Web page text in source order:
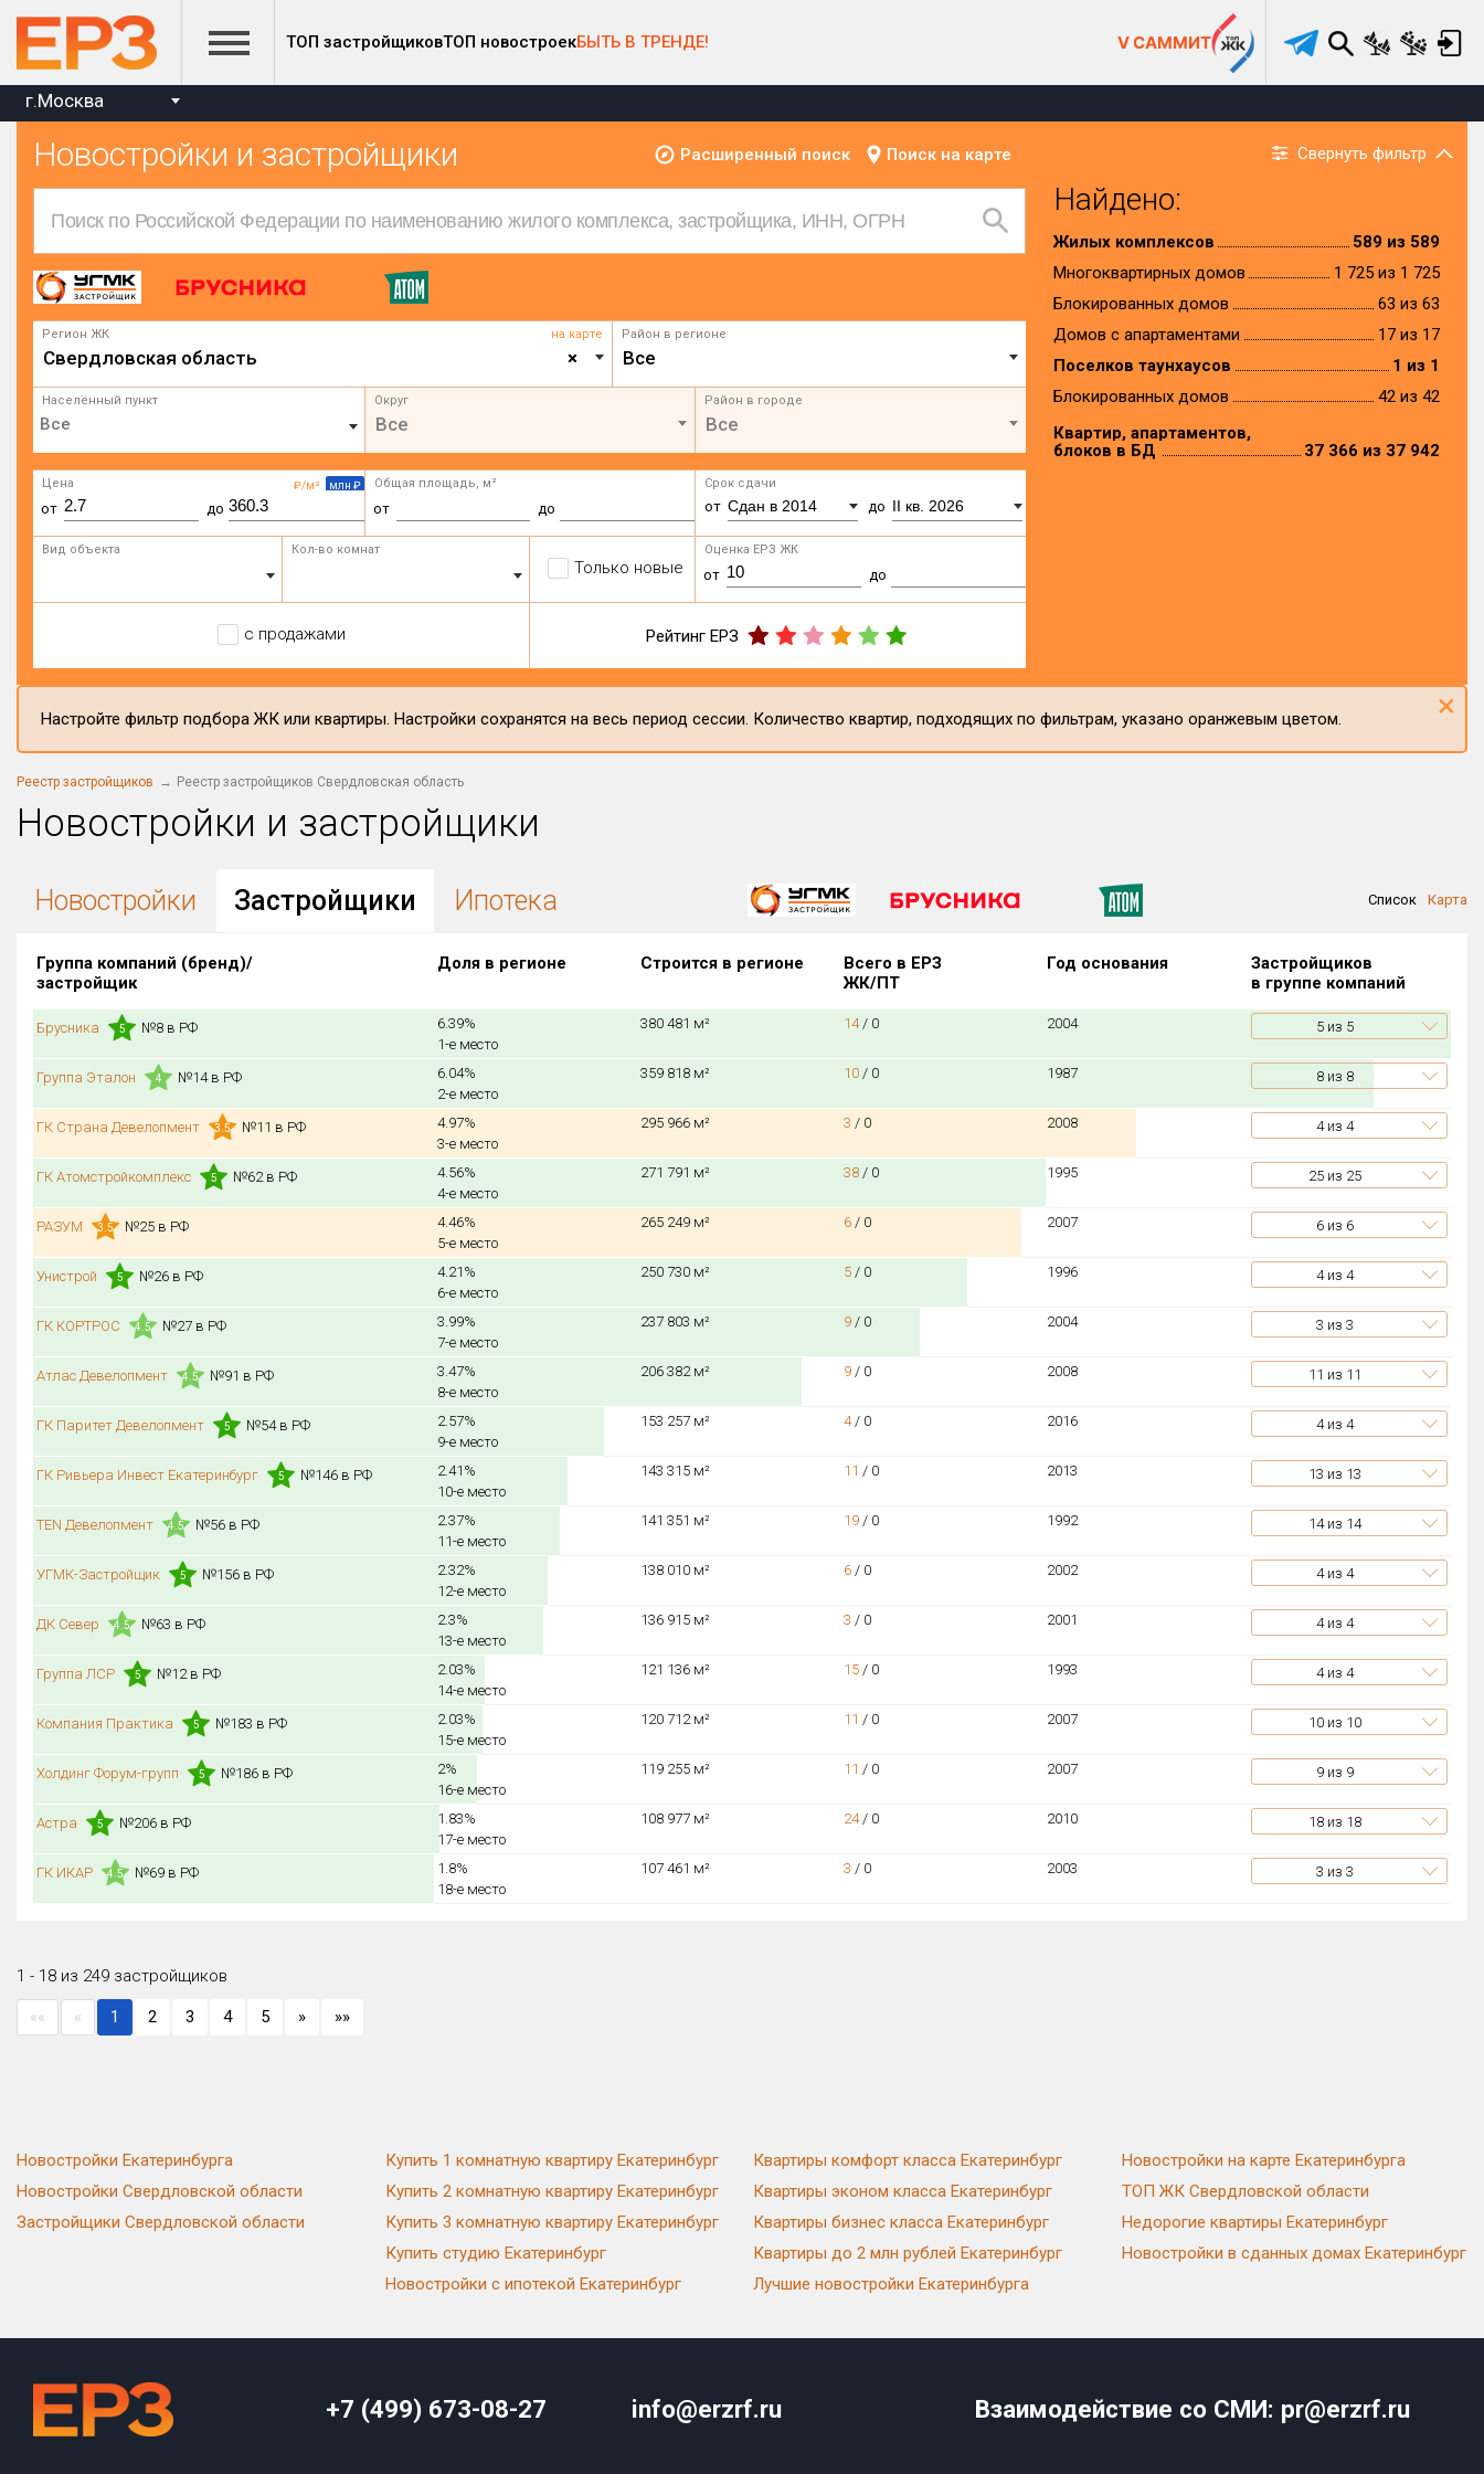
ТОП застройщиковТОП новостроекБЫТЬ В ТРЕНДЕ! V САММИТ
г.Москва
Новостройки и застройщики Расширенный поиск Поиск на карте Свернуть фильтр
Регион ЖК на карте
×
Свердловская область
Район в регионе
Все
Населённый пункт Округ
Все
Район в городе
Все
₽/м² млн ₽
Цена
от до
Общая площадь, м²
от до
Срок сдачи
от Сдан в 2014 до II кв. 2026
Вид объекта Кол-во комнат
Только новые
Оценка ЕРЗ ЖК
от до
с продажами Рейтинг ЕРЗ
Найдено:
Жилых комплексов
589 из 589
Многоквартирных домов
1 725 из 1 725
Блокированных домов
63 из 63
Домов с апартаментами
17 из 17
Поселков таунхаусов
1 из 1
Блокированных домов
42 из 42
Квартир, апартаментов,
блоков в БД
37 366 из 37 942
Настройте фильтр подбора ЖК или квартиры. Настройки сохранятся на весь период сессии. Количество квартир, подходящих по фильтрам, указано оранжевым цветом. ×
Реестр застройщиков Реестр застройщиков Свердловская область
Новостройки и застройщики
Новостройки Застройщики Ипотека Список Карта
Группа компаний (бренд)/
застройщик
Доля в регионе Строится в регионе
Всего в ЕРЗ
ЖК/ПТ
Год основания
Застройщиков
в группе компаний
Брусника 5 №8 в РФ
6.39%
1-е место
380 481 м² 14/ 0 2004 5из 5
Группа Эталон 4 №14 в РФ
6.04%
2-е место
359 818 м² 10/ 0 1987 8из 8
ГК Страна Девелопмент 3.5 №11 в РФ
4.97%
3-е место
295 966 м² 3/ 0 2008 4из 4
ГК Атомстройкомплекс 5 №62 в РФ
4.56%
4-е место
271 791 м² 38/ 0 1995 25из 25
РАЗУМ 3.5 №25 в РФ
4.46%
5-е место
265 249 м² 6/ 0 2007 6из 6
Унистрой 5 №26 в РФ
4.21%
6-е место
250 730 м² 5/ 0 1996 4из 4
ГК КОРТРОС 4.5 №27 в РФ
3.99%
7-е место
237 803 м² 9/ 0 2004 3 из 3
Атлас Девелопмент 4.5 №91 в РФ
3.47%
8-е место
206 382 м² 9/ 0 2008 11 из 11
ГК Паритет Девелопмент 5 №54 в РФ
2.57%
9-е место
153 257 м² 4/ 0 2016 4из 4
ГК Ривьера Инвест Екатеринбург 5 №146 в РФ
2.41%
10-е место
143 315 м² 11/ 0 2013 13 из 13
TEN Девелопмент 4.5 №56 в РФ
2.37%
11-е место
141 351 м² 19/ 0 1992 14из 14
УГМК-Застройщик 5 №156 в РФ
2.32%
12-е место
138 010 м² 6/ 0 2002 4из 4
ДК Север 4.5 №63 в РФ
2.3%
13-е место
136 915 м² 3/ 0 2001 4из 4
Группа ЛСР 5 №12 в РФ
2.03%
14-е место
121 136 м² 15/ 0 1993 4из 4
Компания Практика 5 №183 в РФ
2.03%
15-е место
120 712 м² 11/ 0 2007 10из 10
Холдинг Форум-групп 5 №186 в РФ
2%
16-е место
119 255 м² 11/ 0 2007 9из 9
Астра 5 №206 в РФ
1.83%
17-е место
108 977 м² 24/ 0 2010 18из 18
ГК ИКАР 4.5 №69 в РФ
1.8%
18-е место
107 461 м² 3/ 0 2003 3 из 3
1 - 18 из 249 застройщиков
«« « 1 2 3 4 5 » »»
Новостройки Екатеринбурга
Новостройки Свердловской области
Застройщики Свердловской области
Купить 1 комнатную квартиру Екатеринбург
Купить 2 комнатную квартиру Екатеринбург
Купить 3 комнатную квартиру Екатеринбург
Купить студию Екатеринбург
Новостройки с ипотекой Екатеринбург
Квартиры комфорт класса Екатеринбург
Квартиры эконом класса Екатеринбург
Квартиры бизнес класса Екатеринбург
Квартиры до 2 млн рублей Екатеринбург
Лучшие новостройки Екатеринбурга
Новостройки на карте Екатеринбурга
ТОП ЖК Свердловской области
Недорогие квартиры Екатеринбург
Новостройки в сданных домах Екатеринбург
+7 (499) 673-08-27 info@erzrf.ru Взаимодействие со СМИ: pr@erzrf.ru